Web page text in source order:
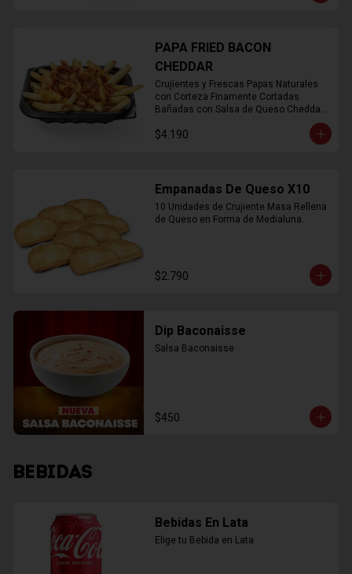
PAPA FRIED BACON
CHEDDAR
Crujientes y Frescas Papas Naturales
con Corteza Finamente Cortadas
Bañadas con Salsa de Queso Cheddar
$4.190
Empanadas De Queso X10
10 Unidades de Crujiente Masa Rellena
de Queso en Forma de Medialuna.
$2.790
Dip Baconaisse
Salsa Baconaisse
$450
BEBIDAS
Bebidas En Lata
Elige tu Bebida en Lata